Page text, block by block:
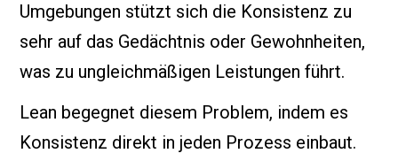
Umgebungen stützt sich die Konsistenz zu
sehr auf das Gedächtnis oder Gewohnheiten,
was zu ungleichmäßigen Leistungen führt.
Lean begegnet diesem Problem, indem es
Konsistenz direkt in jeden Prozess einbaut.